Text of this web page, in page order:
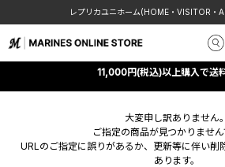
レプリカユニホーム(HOME・VISITOR・
11,000円(税込)以上購入で送
大変申し訳ありません。
ご指定の商品が見つかりません
URLのご指定に誤りがあるか、更新等に伴い削
あります。